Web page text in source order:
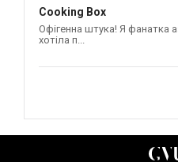
Cooking Box
Офігенна штука! Я фанатка
хотіла п...